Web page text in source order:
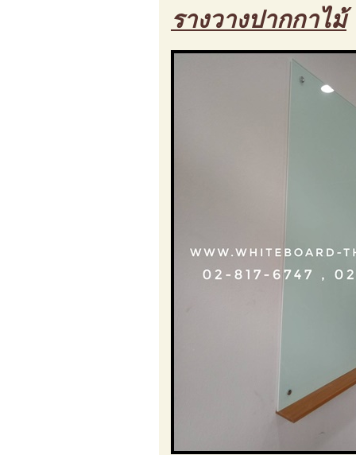
รางวางปากกาไม้